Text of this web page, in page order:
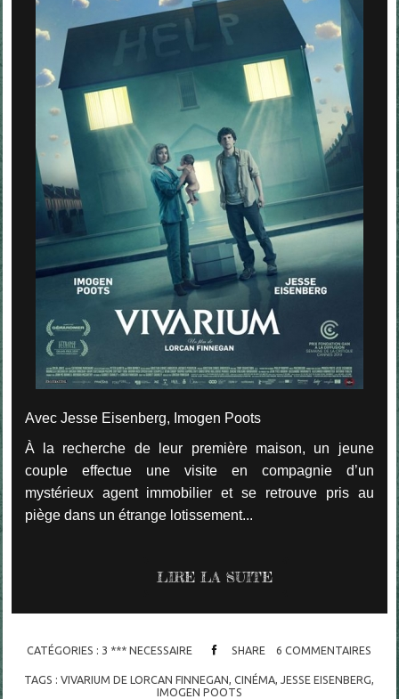
Avec Jesse Eisenberg, Imogen Poots
À la recherche de leur première maison, un jeune
couple effectue une visite en compagnie d’un
mystérieux agent immobilier et se retrouve pris au
piège dans un étrange lotissement...
LIRE LA SUITE
CATÉGORIES : 3 *** NECESSAIRE SHARE 6 COMMENTAIRES
TAGS :VIVARIUM DE LORCAN FINNEGAN,CINÉMA,JESSE EISENBERG,
IMOGEN POOTS